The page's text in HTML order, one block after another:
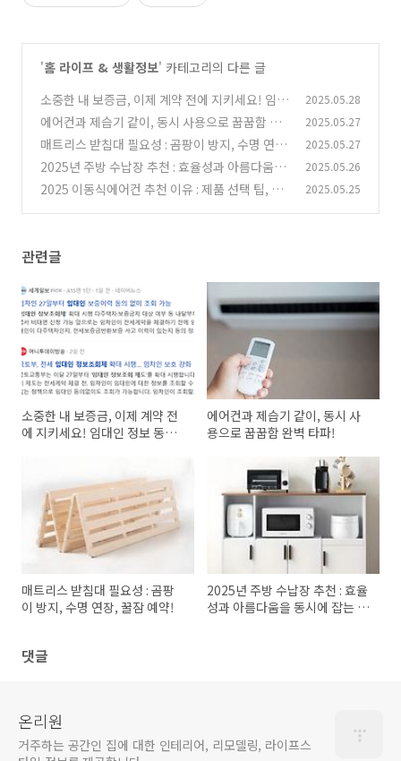
'홈 라이프 & 생활정보' 카테고리의 다른 글
소중한 내 보증금, 이제 계약 전에 지키세요! 임대
인 정보 동의 없이 조회하는 법 (feat. HUG)
(0)
2025.05.28
에어컨과 제습기 같이, 동시 사용으로 꿉꿉함 완
벽 타파!
(0)
2025.05.27
매트리스 받침대 필요성 : 곰팡이 방지, 수명 연
장, 꿀잠 예약! (0)
2025.05.27
2025년 주방 수납장 추천 : 효율성과 아름다움을
동시에 잡는 제품 (0)
2025.05.26
2025 이동식에어컨 추천 이유 : 제품 선택 팁, 벽
2025.05.25
관련글
소중한 내 보증금, 이제 계약 전
에 지키세요! 임대인 정보 동의
에어컨과 제습기 같이, 동시 사
용으로 꿉꿉함 완벽 타파!
매트리스 받침대 필요성 : 곰팡
이 방지, 수명 연장, 꿀잠 예약!
2025년 주방 수납장 추천 : 효율
성과 아름다움을 동시에 잡는 제
댓글
온리원
거주하는 공간인 집에 대한 인테리어, 리모델링, 라이프스